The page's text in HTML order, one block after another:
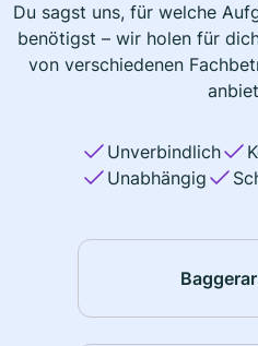
Du sagst uns, für welche
benötigst – wir holen für
von verschiedenen
Unverbindlich
Unabhängig